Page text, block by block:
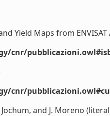
Yield Maps from
cnr/
cnr/
and J. Moreno